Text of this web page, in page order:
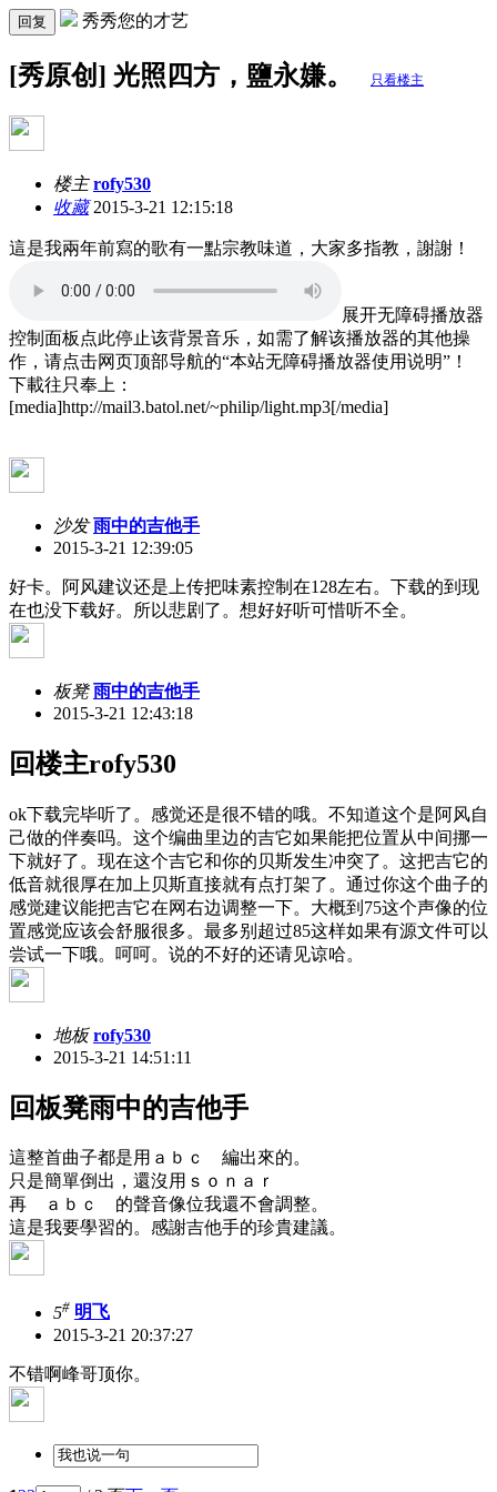
回复 秀秀您的才艺
[秀原创] 光照四方，鹽永嫌。 只看楼主
楼主 rofy530
收藏2015-3-21 12:15:18
這是我兩年前寫的歌有一點宗教味道，大家多指教，謝謝！
展开无障碍播放器
控制面板 点此停止该背景音乐，如需了解该播放器的其他操
作，请点击网页顶部导航的“本站无障碍播放器使用说明”！
下載往只奉上：
[media]http://mail3.batol.net/~philip/light.mp3[/media]
沙发 雨中的吉他手
2015-3-21 12:39:05
好卡。阿风建议还是上传把味素控制在128左右。下载的到现
在也没下载好。所以悲剧了。想好好听可惜听不全。
板凳 雨中的吉他手
2015-3-21 12:43:18
回楼主rofy530
ok下载完毕听了。感觉还是很不错的哦。不知道这个是阿风自
己做的伴奏吗。这个编曲里边的吉它如果能把位置从中间挪一
下就好了。现在这个吉它和你的贝斯发生冲突了。这把吉它的
低音就很厚在加上贝斯直接就有点打架了。通过你这个曲子的
感觉建议能把吉它在网右边调整一下。大概到75这个声像的位
置感觉应该会舒服很多。最多别超过85这样如果有源文件可以
尝试一下哦。呵呵。说的不好的还请见谅哈。
地板 rofy530
2015-3-21 14:51:11
回板凳雨中的吉他手
這整首曲子都是用ａｂｃ 編出來的。
只是簡單倒出，還沒用ｓｏｎａｒ
再 ａｂｃ 的聲音像位我還不會調整。
這是我要學習的。感謝吉他手的珍貴建議。
5# 明飞
2015-3-21 20:37:27
不错啊峰哥顶你。